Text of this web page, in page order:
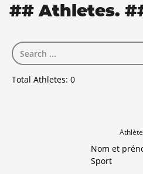
## Athletes.
Total Athletes: 0
Athlète
Nom et
Sport